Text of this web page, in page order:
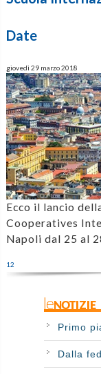
Date
giovedì 29 marzo 2018
Ecco il lancio
Cooperatives
Napoli dal 25 al
12
leNOTIZIE
Primo
Dalla